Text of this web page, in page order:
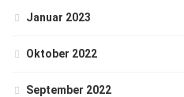
Januar 2023
Oktober 2022
September 2022